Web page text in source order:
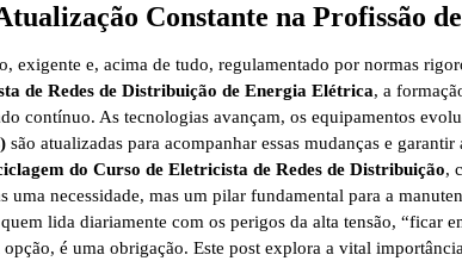
Constante na Profissão
exigente e, acima de tudo, regulamentado por normas
de Redes de Distribuição de Energia Elétrica, a
contínuo. As tecnologias avançam, os equipamentos
são atualizadas para acompanhar essas mudanças e
do Curso de Eletricista de Redes de Distribuição,
uma necessidade, mas um pilar fundamental para a
lida diariamente com os perigos da alta tensão, “ficar
é uma obrigação. Este post explora a vital